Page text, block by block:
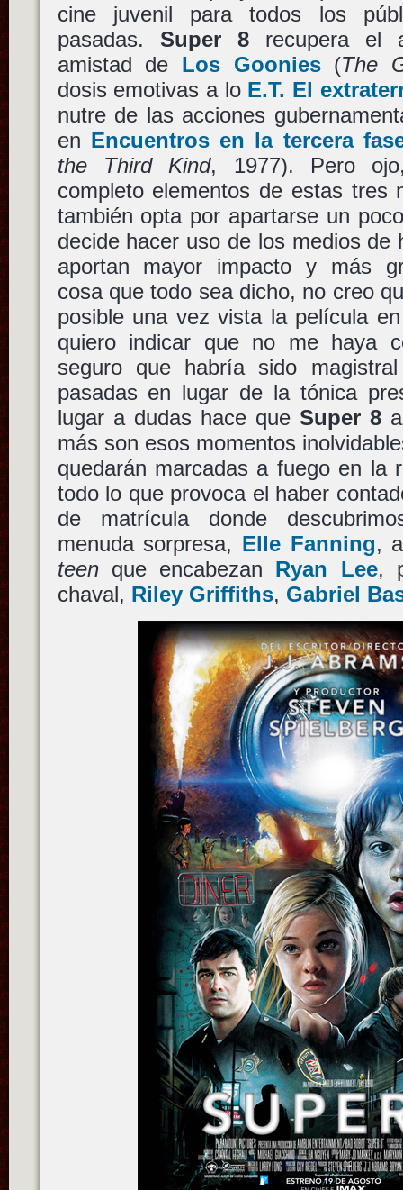
cine juvenil para todos los
pasadas. Super 8recupera el
amistad de Los Goonies(The
dosis emotivas a lo E.T. El
nutre de las acciones
en Encuentros en la tercera
the Third Kind, 1977). Pero
completo elementos de estas
también opta por apartarse un
decide hacer uso de los medios de
aportan mayor impacto y más
cosa que todo sea dicho, no creo
posible una vez vista la película
quiero indicar que no me haya
seguro que habría sido
pasadas en lugar de la tónica
lugar a dudas hace que Super 8
más son esos momentos
quedarán marcadas a fuego en la
todo lo que provoca el haber
de matrícula donde
menuda sorpresa, Elle Fanning,
teenque encabezan Ryan Lee,
chaval, Riley Griffiths, Gabriel